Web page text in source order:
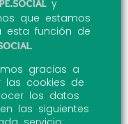
y
que estamos
esta función de
.
gracias a
las cookies de
los datos
las siguientes